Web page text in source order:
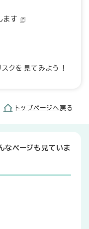
ます
クを見てみよう！
トップページへ戻る
なページも見ていま